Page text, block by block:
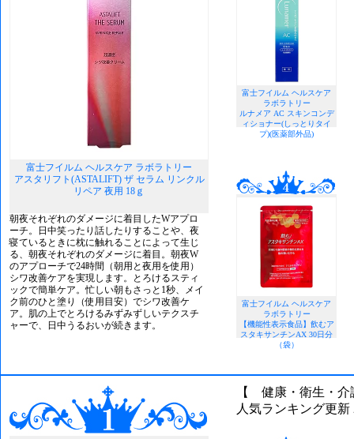
富士フイルム ヘルスケア ラボラトリー
アスタリフト(ASTALIFT) ザ セラム リンクル
リペア 夜用 18ｇ
朝夜それぞれのダメージに着目したWアプロ
ーチ。日中笑ったり話したりすることや、夜
寝ているときに枕に触れることによって生じ
る、朝夜それぞれのダメージに着目。朝夜W
のアプローチで24時間（朝用と夜用を使用）
シワ改善ケアを実現します。とろけるスティ
ックで簡単ケア。忙しい朝もさっと1秒、メイ
ク前のひと塗り（使用目安）でシワ改善ケ
ア。肌の上でとろけるみずみずしいテクスチ
ャーで、日中うるおいが続きます。
富士フイルム ヘルスケア
ラボラトリー
ルナメア AC スキンコンデ
ィショナー(しっとりタイ
プ)(医薬部外品)
富士フイルム ヘルスケア
ラボラトリー
【機能性表示食品】飲むア
スタキサンチンAX 30日分
（袋）
【 健康・衛生・
人気ランキング更新